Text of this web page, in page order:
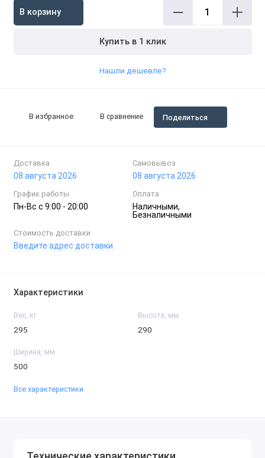
В корзину
Купить в 1 клик
Нашли дешевле?
Доставка
08 августа 2026
Самовывоз
08 августа 2026
График работы
Пн-Вc с 9:00 - 20:00
Оплата
Наличными,
Безналичными
Стоимость доставки
Введите адрес доставки
В избранное В сравнение Поделиться
Характеристики
Вес, кг
295
Высота, мм
290
Ширина, мм
500
Все характеристики